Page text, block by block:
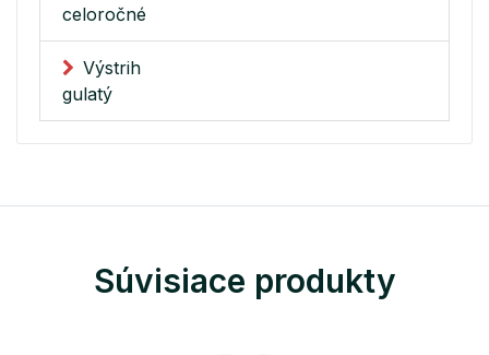
celoročné
Výstrih
gulatý
Súvisiace produkty